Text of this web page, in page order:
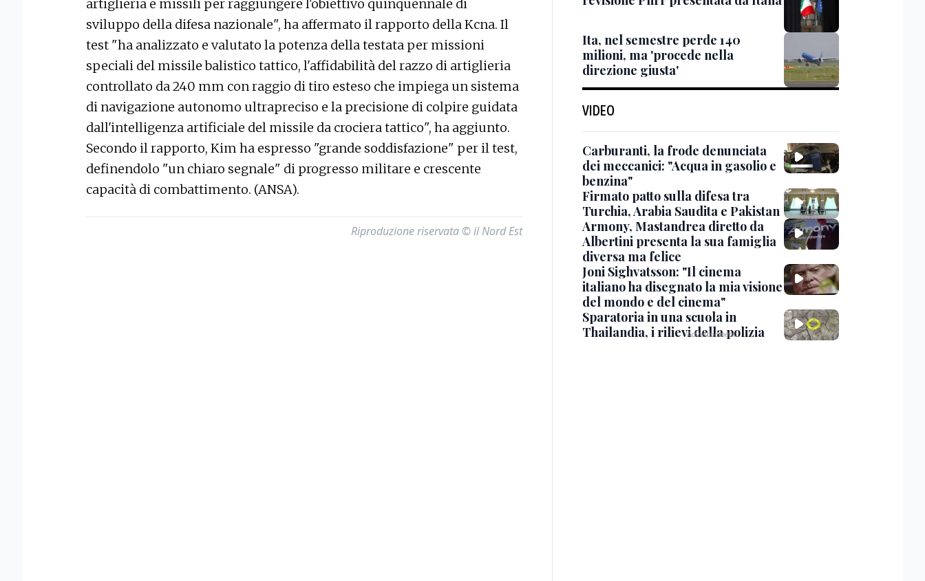
artiglieria e missili per raggiungere l'obiettivo quinquennale di
sviluppo della difesa nazionale", ha affermato il rapporto della Kcna. Il
test "ha analizzato e valutato la potenza della testata per missioni
speciali del missile balistico tattico, l'affidabilità del razzo di artiglieria
controllato da 240 mm con raggio di tiro esteso che impiega un sistema
di navigazione autonomo ultrapreciso e la precisione di colpire guidata
dall'intelligenza artificiale del missile da crociera tattico", ha aggiunto.
Secondo il rapporto, Kim ha espresso "grande soddisfazione" per il test,
definendolo "un chiaro segnale" di progresso militare e crescente
capacità di combattimento. (ANSA).
Riproduzione riservata © il Nord Est
Ita, nel semestre perde 140
milioni, ma 'procede nella
direzione giusta'
VIDEO
Carburanti, la frode denunciata
dei meccanici: "Acqua in gasolio e
benzina"
Firmato patto sulla difesa tra
Turchia, Arabia Saudita e Pakistan
Armony, Mastandrea diretto da
Albertini presenta la sua famiglia
diversa ma felice
Joni Sighvatsson: "Il cinema
italiano ha disegnato la mia visione
del mondo e del cinema"
Sparatoria in una scuola in
Thailandia, i rilievi della polizia